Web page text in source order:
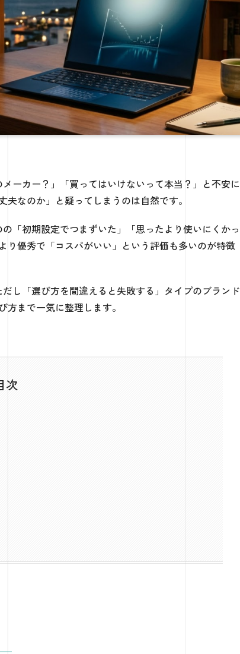
ーカー？」「買ってはいけないって本当？」と不安に
なのか」と疑ってしまうのは自然です。
「初期設定でつまずいた」「思ったより使いにくかっ
り優秀で「コスパがいい」という評価も多いのが特徴
し「選び方を間違えると失敗する」タイプのブランド
まで一気に整理します。
次